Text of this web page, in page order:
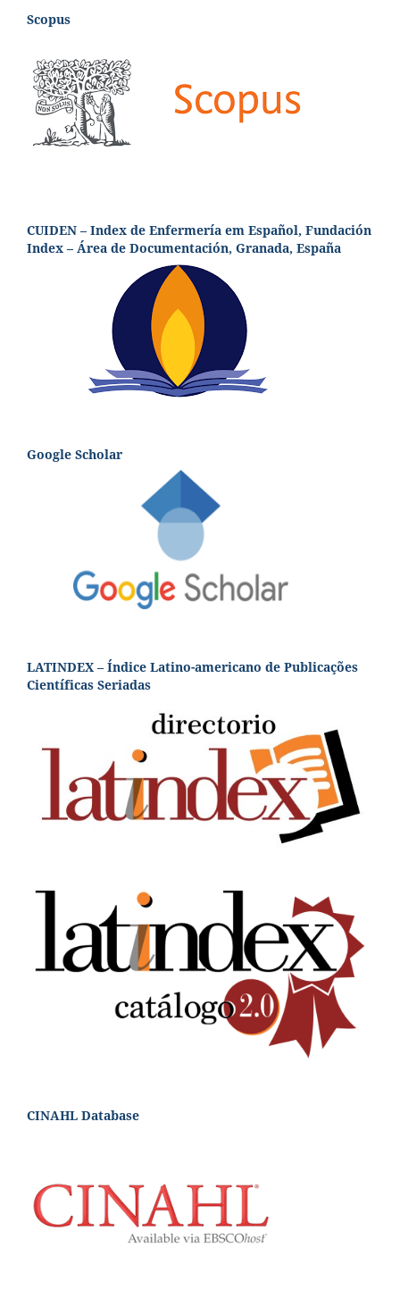
Scopus
CUIDEN – Index de Enfermería em Español, Fundación
Index – Área de Documentación, Granada, España
Google Scholar
LATINDEX – Índice Latino-americano de Publicações
Científicas Seriadas
CINAHL Database